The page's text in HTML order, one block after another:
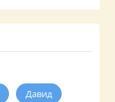
Давид